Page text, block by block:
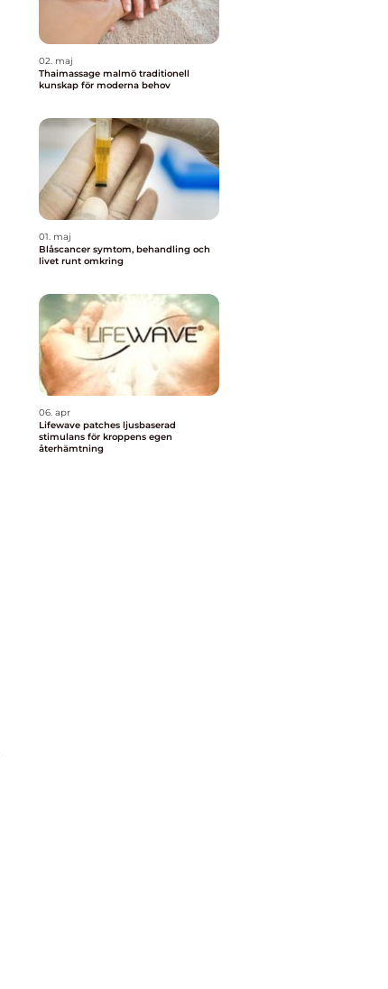
02. maj
Thaimassage malmö traditionell
kunskap för moderna behov
01. maj
Blåscancer symtom, behandling och
livet runt omkring
06. apr
Lifewave patches ljusbaserad
stimulans för kroppens egen
återhämtning